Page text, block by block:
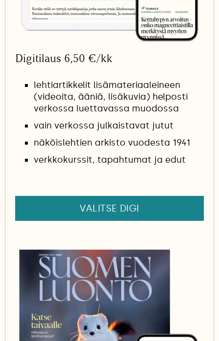
Digitilaus 6,50 €/kk
lehtiartikkelit lisämateriaaleineen
(videoita, ääniä, lisäkuvia) helposti
verkossa luettavassa muodossa
vain verkossa julkaistavat jutut
näköislehtien arkisto vuodesta 1941
verkkokurssit, tapahtumat ja edut
VALITSE DIGI